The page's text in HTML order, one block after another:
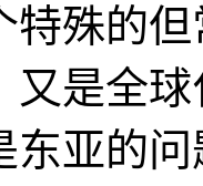
特殊的
又是全
东亚的